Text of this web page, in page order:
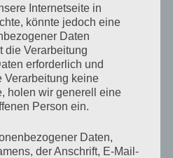
klar
ungewaschenen
soll. Aus lauter
meistens für was total
ein Glas Gurken oder
ich sogar mit einer Packung
weil ich wahllos in
Internetseite in
könnte jedoch eine
Daten
die Verarbeitung
erforderlich und
Verarbeitung keine
holen wir generell eine
Person ein.
Daten,
der Anschrift, E-Mail-